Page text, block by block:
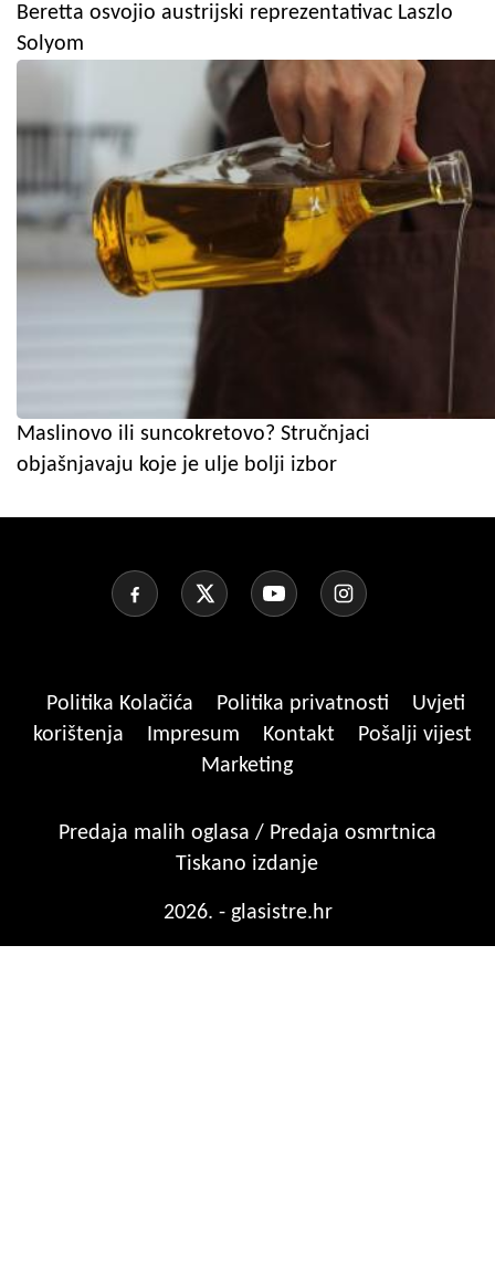
Beretta osvojio austrijski reprezentativac Laszlo
Solyom
Maslinovo ili suncokretovo? Stručnjaci
objašnjavaju koje je ulje bolji izbor
Politika Kolačića Politika privatnosti
Uvjeti
korištenja
Impresum Kontakt
Pošalji vijest
Marketing
Predaja malih oglasa / Predaja osmrtnica
Tiskano izdanje
2026. - glasistre.hr